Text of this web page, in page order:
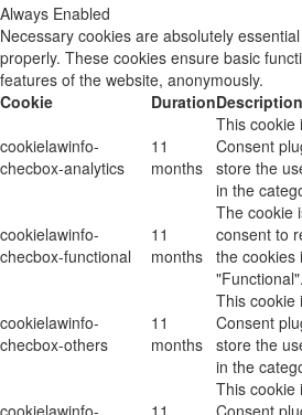
Always Enabled
Necessary cookies are absolutely
properly. These cookies ensure basic
features of the website, anonymously.
Cookie
DurationDescription
cookielawinfo-
checbox-analytics
11
months
This cookie
Consent
store the
in the
cookielawinfo-
checbox-functional
11
months
The cookie
consent to
the cookies
"Functional".
cookielawinfo-
checbox-others
11
months
This cookie
Consent
store the
in the
cookielawinfo-
11
This cookie
Consent